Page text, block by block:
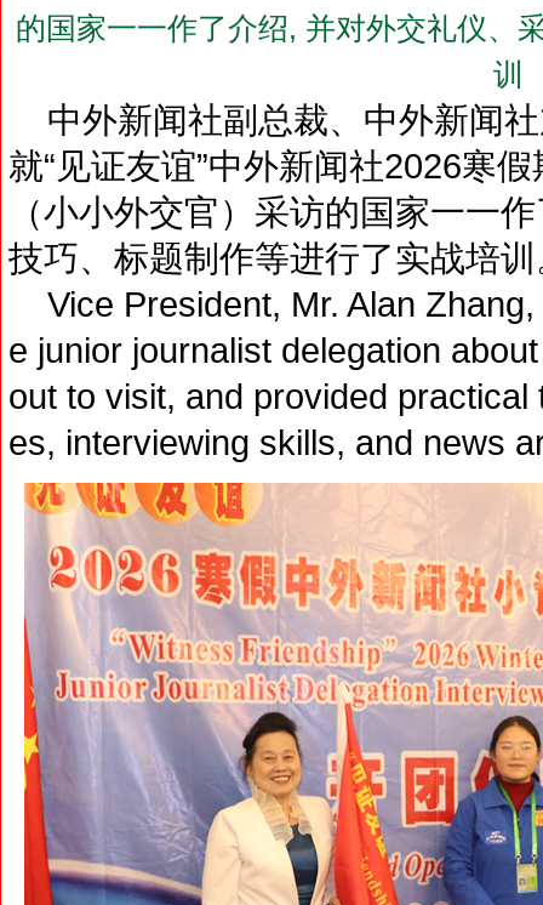
的国家一一作了介绍, 并对外交礼仪、
训
中外新闻社副总裁、中外新闻
就“见证友谊”中外新闻社2026寒
（小小外交官）采访的国家一一
技巧、标题制作等进行了实战培
Vice President, Mr. Alan
e junior journalist delegation
out to visit, and provided
es, interviewing skills, and news